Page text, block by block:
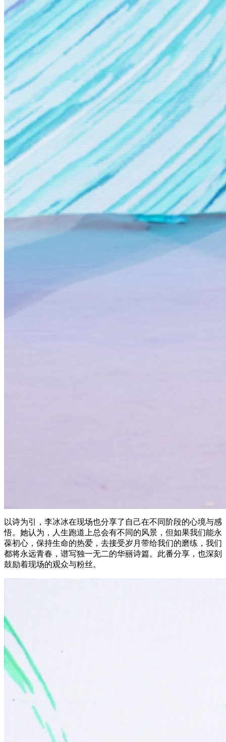
以诗为引，李冰冰在现场也分享了自己在不同阶段的心境与感
悟。她认为，人生跑道上总会有不同的风景，但如果我们能永
葆初心，保持生命的热爱，去接受岁月带给我们的磨练，我们
都将永远青春，谱写独一无二的华丽诗篇。此番分享，也深刻
鼓励着现场的观众与粉丝。